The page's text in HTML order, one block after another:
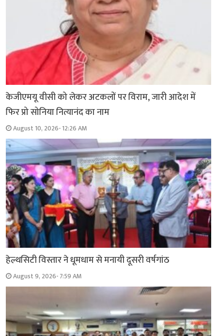
केजीएमयू वीसी को लेकर अटकलों पर विराम, जारी आदेश में
फिर प्रो सोनिया नित्यानंद का नाम
August 10, 2026- 12:26 AM
हेल्थसिटी विस्तार ने धूमधाम से मनायी दूसरी वर्षगांठ
August 9, 2026- 7:59 AM